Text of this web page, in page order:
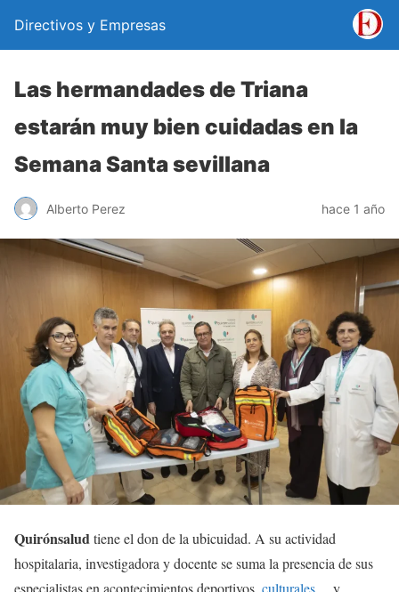
Directivos y Empresas
Las hermandades de Triana
estarán muy bien cuidadas en la
Semana Santa sevillana
Alberto Perez hace 1 año
Quirónsaludtiene el don de la ubicuidad. A su actividad
hospitalaria, investigadora y docente se suma la presencia de sus
especialistas en acontecimientos deportivos, culturales… y